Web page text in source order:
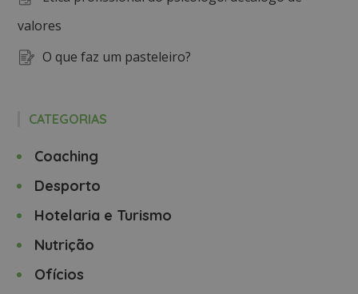
valores
O que faz um pasteleiro?
CATEGORIAS
Coaching
Desporto
Hotelaria e Turismo
Nutrição
Ofícios